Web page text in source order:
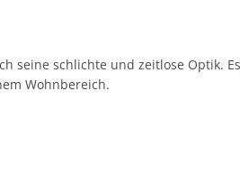
seine schlichte und zeitlose Optik.
Wohnbereich.